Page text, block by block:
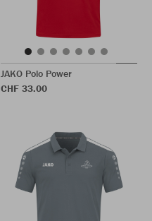
JAKO Polo Power
CHF 33.00